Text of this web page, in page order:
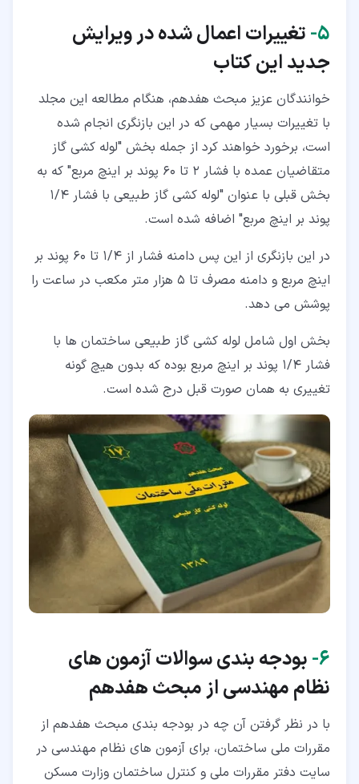
۵‏- تغییرات اعمال شده در ویرایش
جدید این کتاب
خوانندگان عزیز مبحث هفدهم، هنگام مطالعه این مجلد
با تغییرات بسیار مهمی که در این بازنگری انجام شده
است، برخورد خواهند کرد از جمله بخش "لوله کشی گاز
متقاضیان عمده با فشار 2 تا 60 پوند بر اینچ مربع" که به
بخش قبلی با عنوان "لوله کشی گاز طبیعی با فشار 1/4
پوند بر اینچ مربع" اضافه شده است.
در این بازنگری از این پس دامنه فشار از 1/4 تا 60 پوند بر
اینچ مربع و دامنه مصرف تا 5 هزار متر مکعب در ساعت را
پوشش می دهد.
بخش اول شامل لوله کشی گاز طبیعی ساختمان ها با
فشار 1/4 پوند بر اینچ مربع بوده که بدون هیچ گونه
تغییری به همان صورت قبل درج شده است.
۶‏- بودجه بندی سوالات آزمون های
نظام مهندسی از مبحث هفدهم
با در نظر گرفتن آن چه در بودجه بندی مبحث هفدهم از
مقررات ملی ساختمان، برای آزمون های نظام مهندسی در
سایت دفتر مقررات ملی و کنترل ساختمان وزارت مسکن